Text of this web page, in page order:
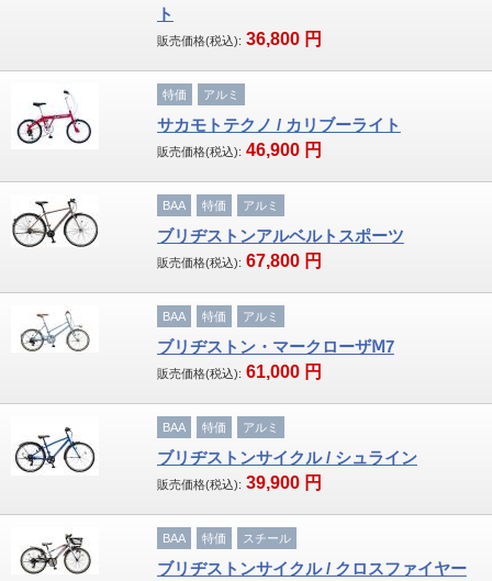
ト
販売価格(税込): 36,800 円
特価 アルミ
サカモトテクノ / カリブーライト
販売価格(税込): 46,900 円
BAA 特価 アルミ
ブリヂストンアルベルトスポーツ
販売価格(税込): 67,800 円
BAA 特価 アルミ
ブリヂストン・マークローザⅯ7
販売価格(税込): 61,000 円
BAA 特価 アルミ
ブリヂストンサイクル / シュライン
販売価格(税込): 39,900 円
BAA 特価 スチール
ブリヂストンサイクル / クロスファイヤー